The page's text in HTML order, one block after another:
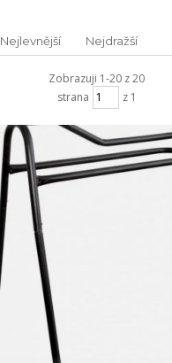
Nejlevnější Nejdražší
Zobrazuji 1-20 z 20
strana
z 1